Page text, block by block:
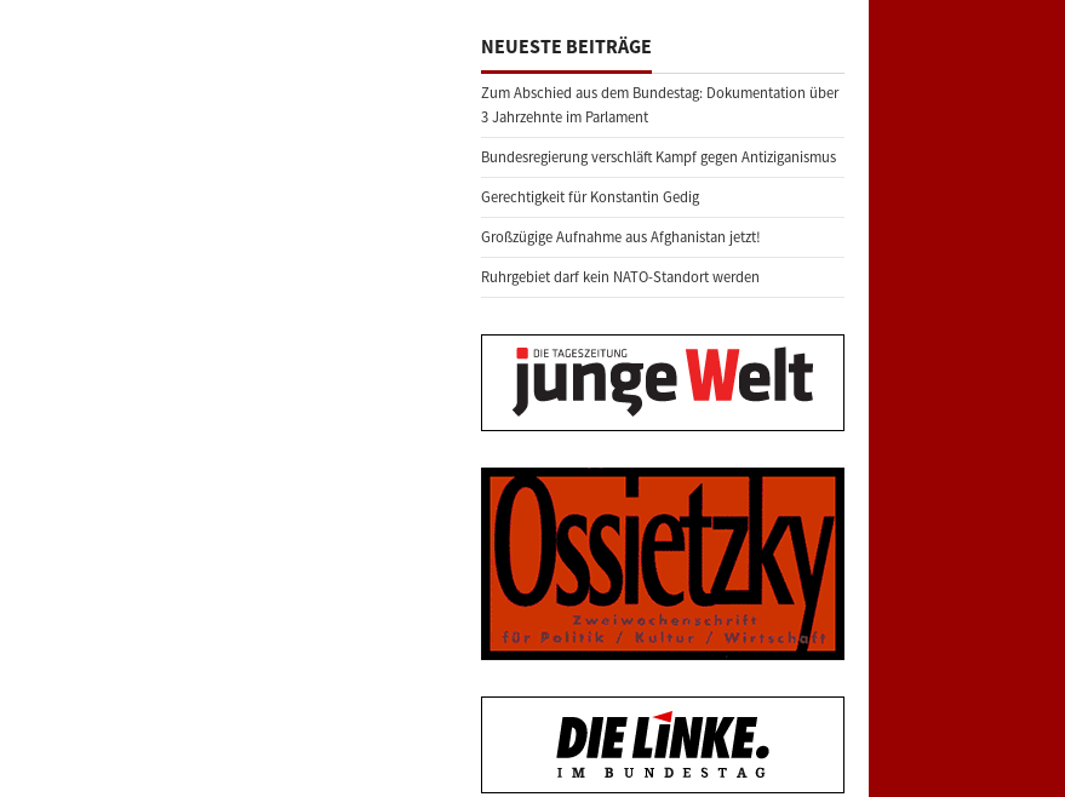
NEUESTE BEITRÄGE
Zum Abschied aus dem Bundestag: Dokumentation über
3 Jahrzehnte im Parlament
Bundesregierung verschläft Kampf gegen Antiziganismus
Gerechtigkeit für Konstantin Gedig
Großzügige Aufnahme aus Afghanistan jetzt!
Ruhrgebiet darf kein NATO-Standort werden